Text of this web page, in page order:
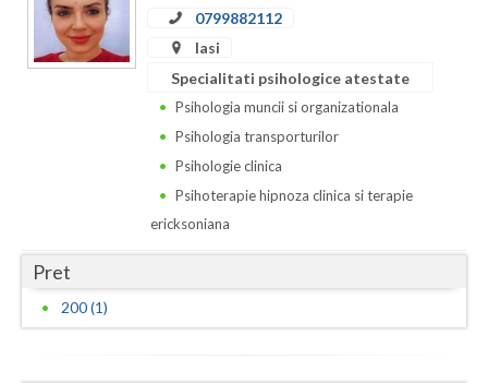
Caras-Severin
Dolj
Galati
0799882112
Iasi
Specialitati psihologice atestate
Psihologia muncii si organizationala
Psihologia transporturilor
Psihologie clinica
Psihoterapie hipnoza clinica si terapie
ericksoniana
Pret
200 (1)